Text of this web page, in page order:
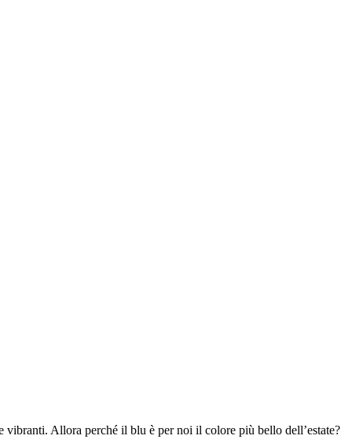
vibranti. Allora perché il blu è per noi il colore più bello dell’estate?